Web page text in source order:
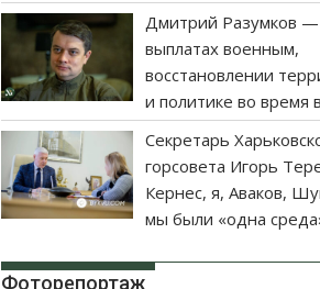
Дмитрий Разумков
выплатах военным,
восстановлении
и политике во время
Секретарь
горсовета Игорь
Кернес, я, Аваков,
мы были «одна
Фоторепортаж